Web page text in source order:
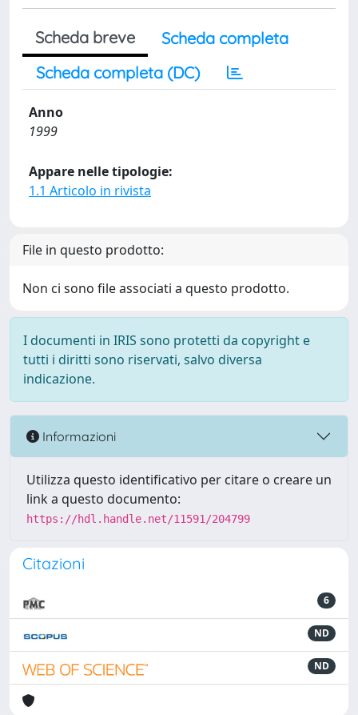
Scheda breve
Scheda completa
Scheda completa (DC)
Anno
1999
Appare nelle tipologie:
1.1 Articolo in rivista
File in questo prodotto:
Non ci sono file associati a questo prodotto.
I documenti in IRIS sono protetti da copyright e
tutti i diritti sono riservati, salvo diversa
indicazione.
Informazioni
Utilizza questo identificativo per citare o creare un
link a questo documento:
https://hdl.handle.net/11591/204799
Citazioni
6
ND
ND